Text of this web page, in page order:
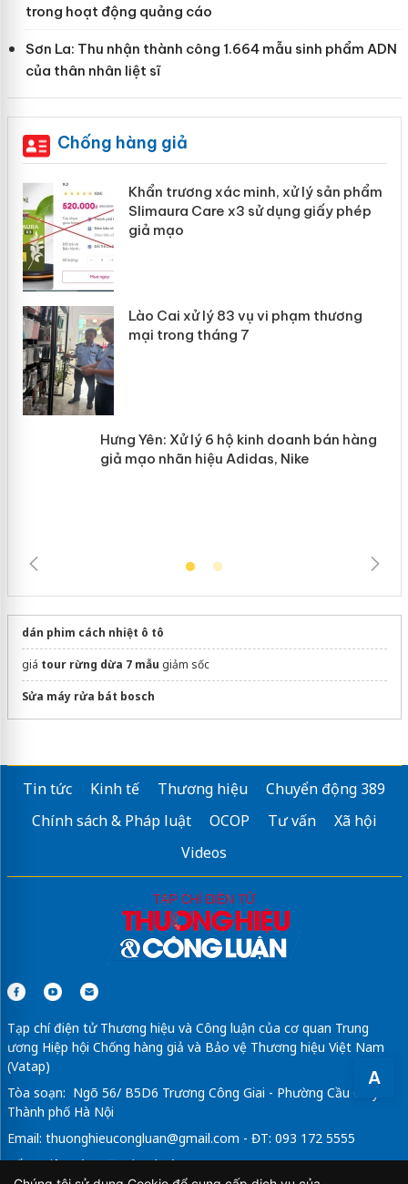
A
trong hoạt động quảng cáo
Sơn La: Thu nhận thành công 1.664 mẫu sinh phẩm ADN
của thân nhân liệt sĩ
Chống hàng giả
Khẩn trương xác minh, xử lý sản phẩm
Slimaura Care x3 sử dụng giấy phép
giả mạo
Lào Cai xử lý 83 vụ vi phạm thương
mại trong tháng 7
Hưng Yên: Xử lý 6 hộ kinh doanh bán
hàng giả mạo nhãn hiệu Adidas, Nike
dán phim cách nhiệt ô tô
giá tour rừng dừa 7 mẫu giảm sốc
Sửa máy rửa bát bosch
Tin tức Kinh tế Thương hiệu
Chuyển động 389
Chính sách & Pháp luật
OCOP Tư vấn
Xã hội
Videos
Tạp chí điện tử Thương hiệu và Công luận của cơ quan Trung
ương Hiệp hội Chống hàng giả và Bảo vệ Thương hiệu Việt Nam
(Vatap)
Tòa soạn: Ngõ 56/ B5D6 Trương Công Giai - Phường Cầu Giấy -
Thành phố Hà Nội
Email: thuonghieucongluan@gmail.com - ĐT: 093 172 5555
Tổng Biên Tập: Vũ Đức Thuận